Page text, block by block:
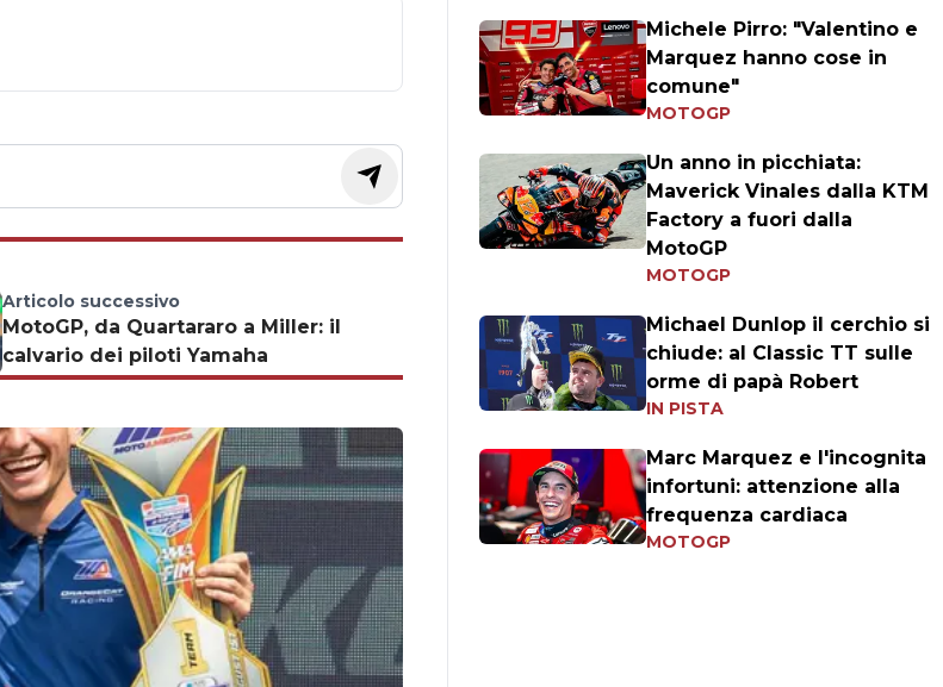
Articolo successivo
MotoGP, da Quartararo a Miller: il
calvario dei piloti Yamaha
Michele Pirro: "Valentino e
Marquez hanno cose in
comune"
MOTOGP
Un anno in picchiata:
Maverick Vinales dalla KTM
Factory a fuori dalla
MotoGP
MOTOGP
Michael Dunlop il cerchio si
chiude: al Classic TT sulle
orme di papà Robert
IN PISTA
Marc Marquez e l'incognita
infortuni: attenzione alla
frequenza cardiaca
MOTOGP